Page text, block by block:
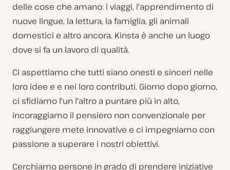
delle cose che amano: i viaggi, l'apprendimento di
nuove lingue, la lettura, la famiglia, gli animali
domestici e altro ancora. Kinsta è anche un luogo
dove si fa un lavoro di qualità.
Ci aspettiamo che tutti siano onesti e sinceri nelle
loro idee e e nei loro contributi. Giorno dopo giorno,
ci sfidiamo l'un l'altro a puntare più in alto,
incoraggiamo il pensiero non convenzionale per
raggiungere mete innovative e ci impegniamo con
passione a superare i nostri obiettivi.
Cerchiamo persone in grado di prendere iniziative